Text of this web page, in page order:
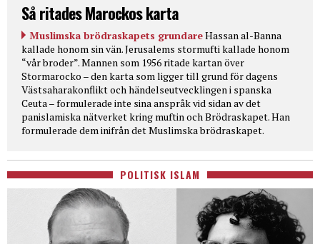
Så ritades Marockos karta
Muslimska brödraskapets grundareHassan al-Banna
kallade honom sin vän. Jerusalems stormufti kallade honom
“vår broder”. Mannen som 1956 ritade kartan över
Stormarocko – den karta som ligger till grund för dagens
Västsaharakonflikt och händelseutvecklingen i spanska
Ceuta – formulerade inte sina anspråk vid sidan av det
panislamiska nätverket kring muftin och Brödraskapet. Han
formulerade dem inifrån det Muslimska brödraskapet.
POLITISK ISLAM